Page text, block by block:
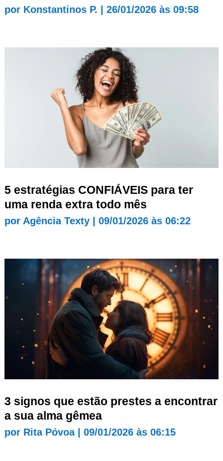
por Konstantinos P. 26/01/2026 às 09:58
5 estratégias CONFIÁVEIS para ter
uma renda extra todo mês
por Agência Texty| 09/01/2026 às 06:22
3 signos que estão prestes a encontrar
a sua alma gêmea
por Rita Póvoa| 09/01/2026 às 06:15